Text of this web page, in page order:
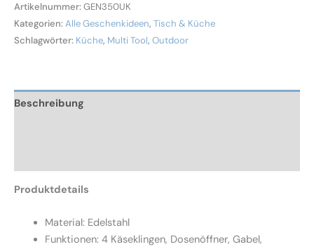
Artikelnummer: GEN350UK
Kategorien: Alle Geschenkideen, Tisch & Küche
Schlagwörter: Küche, Multi Tool, Outdoor
Beschreibung
Produktdetails
Material: Edelstahl
Funktionen: 4 Käseklingen, Dosenöffner, Gabel,